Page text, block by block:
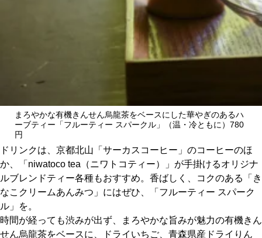
まろやかな有機きんせん烏龍茶をベースにした華やぎのあるハ
ーブティー「フルーティー スパークル」（温・冷ともに）780
円
ドリンクは、京都北山「サーカスコーヒー」のコーヒーのほ
か、「niwatoco tea（ニワトコティー）」が手掛けるオリジナ
ルブレンドティー各種もおすすめ。香ばしく、コクのある「き
なこクリームあんみつ」にはぜひ、「フルーティー スパーク
ル」を。
時間が経っても渋みが出ず、まろやかな旨みが魅力の有機きん
せん烏龍茶をベースに、ドライいちご、青森県産ドライりん